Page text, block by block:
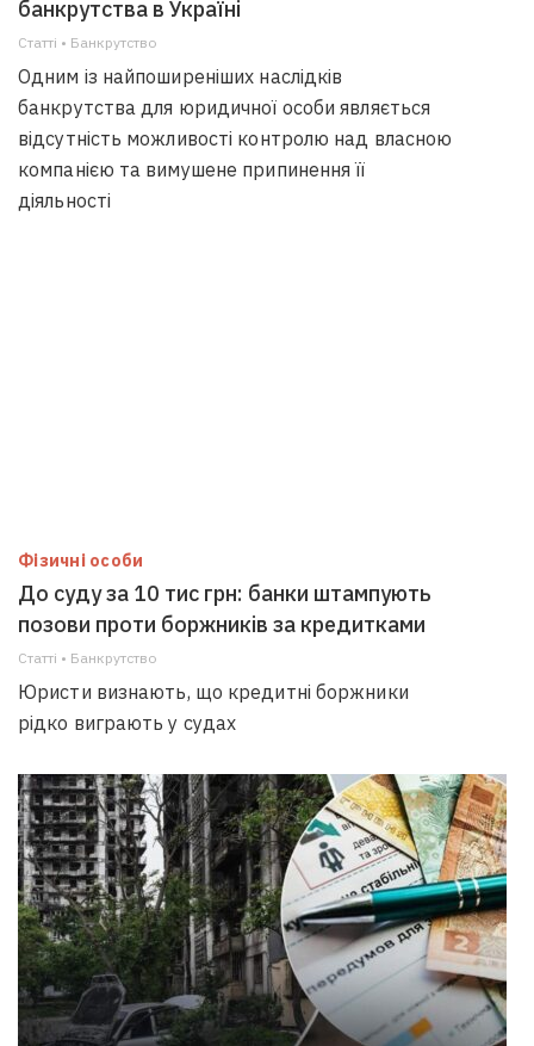
банкрутства в Україні
Статті • Банкрутство
Одним із найпоширеніших наслідків
банкрутства для юридичної особи являється
відсутність можливості контролю над власною
компанією та вимушене припинення її
діяльності
Фізичні особи
До суду за 10 тис грн: банки штампують
позови проти боржників за кредитками
Статті • Банкрутство
Юристи визнають, що кредитні боржники
рідко виграють у судах